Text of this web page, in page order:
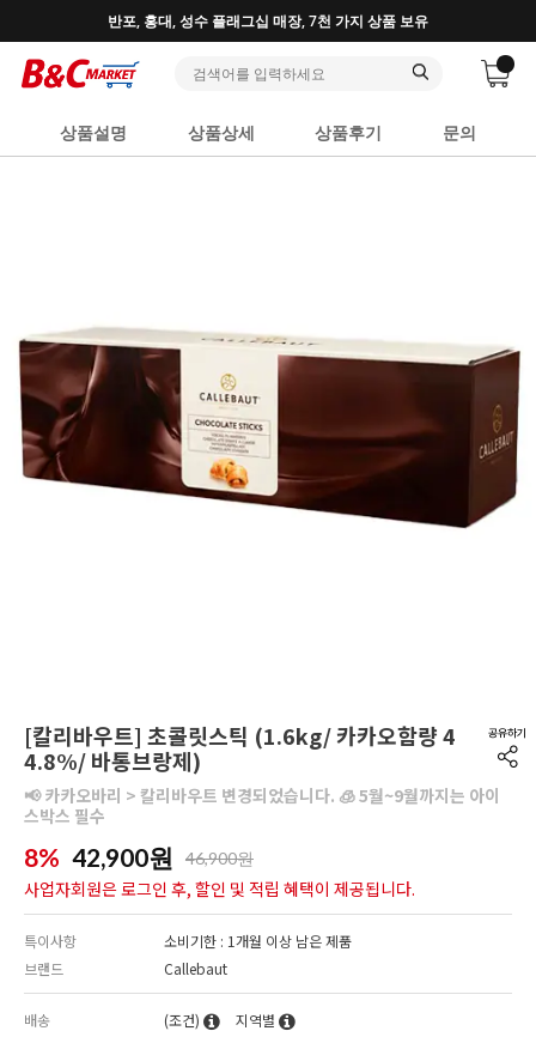
♥ 회원가입 특별혜택 (사업자 추가혜택) ♥
상품설명 상품상세 상품후기 문의
[칼리바우트] 초콜릿스틱 (1.6kg/ 카카오함량 4
4.8%/ 바통브랑제)
📢 카카오바리 > 칼리바우트 변경되었습니다. 🧊 5월~9월까지는 아이
스박스 필수
8% 42,900원 46,900원
사업자회원은 로그인 후, 할인 및 적립 혜택이 제공됩니다.
특이사항
소비기한 : 1개월 이상 남은 제품
브랜드
Callebaut
배송 (조건) 지역별